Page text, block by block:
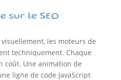
sur le SEO
les moteurs de
techniquement. Chaque
coût. Une animation de
ligne de code JavaScript